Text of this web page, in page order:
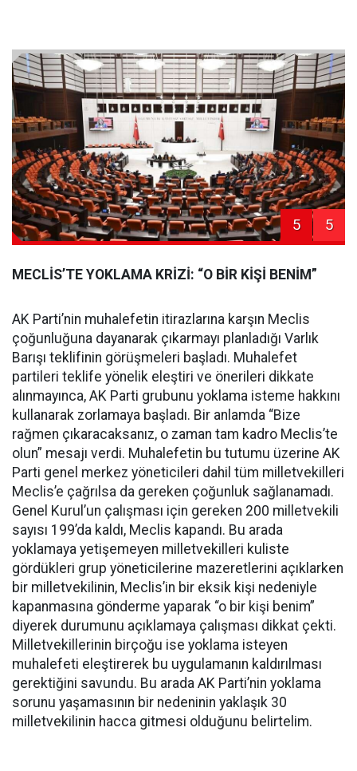
5 5
MECLİS’TE YOKLAMA KRİZİ: “O BİR KİŞİ BENİM”
AK Parti’nin muhalefetin itirazlarına karşın Meclis
çoğunluğuna dayanarak çıkarmayı planladığı Varlık
Barışı teklifinin görüşmeleri başladı. Muhalefet
partileri teklife yönelik eleştiri ve önerileri dikkate
alınmayınca, AK Parti grubunu yoklama isteme hakkını
kullanarak zorlamaya başladı. Bir anlamda “Bize
rağmen çıkaracaksanız, o zaman tam kadro Meclis’te
olun” mesajı verdi. Muhalefetin bu tutumu üzerine AK
Parti genel merkez yöneticileri dahil tüm milletvekilleri
Meclis’e çağrılsa da gereken çoğunluk sağlanamadı.
Genel Kurul’un çalışması için gereken 200 milletvekili
sayısı 199’da kaldı, Meclis kapandı. Bu arada
yoklamaya yetişemeyen milletvekilleri kuliste
gördükleri grup yöneticilerine mazeretlerini açıklarken
bir milletvekilinin, Meclis’in bir eksik kişi nedeniyle
kapanmasına gönderme yaparak “o bir kişi benim”
diyerek durumunu açıklamaya çalışması dikkat çekti.
Milletvekillerinin birçoğu ise yoklama isteyen
muhalefeti eleştirerek bu uygulamanın kaldırılması
gerektiğini savundu. Bu arada AK Parti’nin yoklama
sorunu yaşamasının bir nedeninin yaklaşık 30
milletvekilinin hacca gitmesi olduğunu belirtelim.